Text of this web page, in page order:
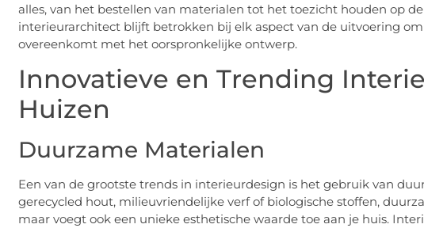
alles, van het bestellen van materialen tot het toezicht houden op
interieurarchitect blijft betrokken bij elk aspect van de uitvoering
overeenkomt met het oorspronkelijke ontwerp.
Innovatieve en Trending
Huizen
Duurzame Materialen
Een van de grootste trends in interieurdesign is het gebruik van
gerecycled hout, milieuvriendelijke verf of biologische stoffen,
maar voegt ook een unieke esthetische waarde toe aan je huis.